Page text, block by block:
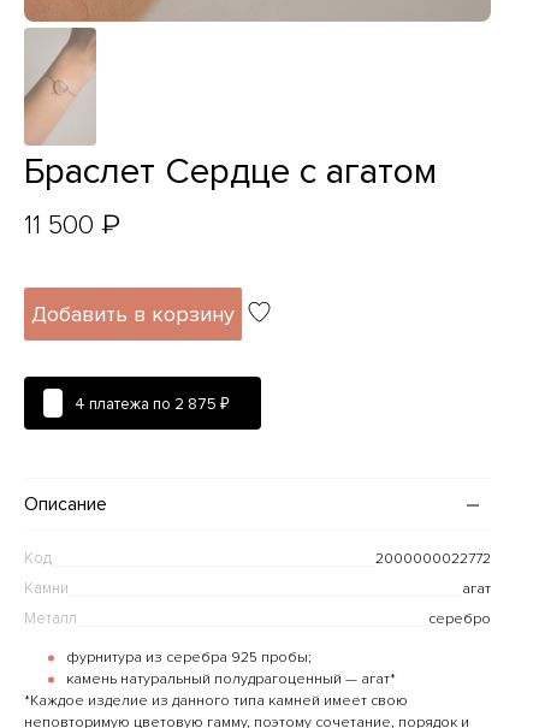
Браслет Сердце с агатом
11 500 ₽
Добавить в корзину
4 платежа по 2 875 ₽
Описание
Код 2000000022772
Камни агат
Металл серебро
фурнитура из серебра 925 пробы;
камень натуральный полудрагоценный — агат*
*Каждое изделие из данного типа камней имеет свою
неповторимую цветовую гамму, поэтому сочетание, порядок и